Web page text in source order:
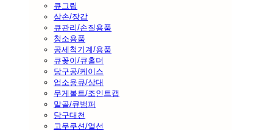
큐그립
삼손/장갑
큐관리/손질용품
청소용품
공세척기계/용품
큐꽂이/큐홀더
당구공/케이스
업소용큐/상대
무게볼트/조인트캡
말골/큐범퍼
당구대천
고무쿠션/열선